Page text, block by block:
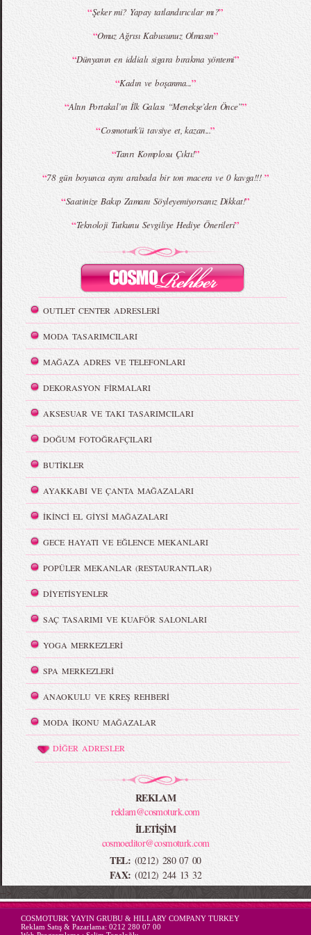
MBFWI - Giray Sepin 2015 Yaz Koleksiyonu MBFWI - Burçe Bekrek 2015 Yaz Koleksiyonu
“Şeker mi? Yapay tatlandırıcılar mı?”
“Omuz Ağrısı Kabusunuz Olmasın”
“Dünyanın en iddialı sigara bırakma yöntemi”
“Kadın ve boşanma...”
“Altın Portakal’ın İlk Galası “Menekşe’den Önce””
“Cosmoturk'ü tavsiye et, kazan...”
“Tanrı Komplosu Çıktı!”
“78 gün boyunca aynı arabada bir ton macera ve 0 kavga!!! ”
“Saatinize Bakıp Zamanı Söyleyemiyorsanız Dikkat!”
“Teknoloji Tutkunu Sevgiliye Hediye Önerileri”
OUTLET CENTER ADRESLERİ
MODA TASARIMCILARI
MAĞAZA ADRES VE TELEFONLARI
DEKORASYON FİRMALARI
AKSESUAR VE TAKI TASARIMCILARI
DOĞUM FOTOĞRAFÇILARI
BUTİKLER
AYAKKABI VE ÇANTA MAĞAZALARI
İKİNCİ EL GİYSİ MAĞAZALARI
GECE HAYATI VE EĞLENCE MEKANLARI
POPÜLER MEKANLAR (RESTAURANTLAR)
DİYETİSYENLER
SAÇ TASARIMI VE KUAFÖR SALONLARI
YOGA MERKEZLERİ
SPA MERKEZLERİ
ANAOKULU VE KREŞ REHBERİ
MODA İKONU MAĞAZALAR
DİĞER ADRESLER
REKLAM
reklam@cosmoturk.com
İLETİŞİM
cosmoeditor@cosmoturk.com
TEL: (0212) 280 07 00
FAX: (0212) 244 13 32
-->
COSMOTURK YAYIN GRUBU & HILLARY COMPANY TURKEY
Reklam Satış & Pazarlama: 0212 280 07 00